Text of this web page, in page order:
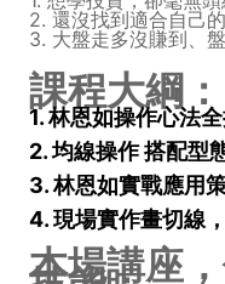
2. 還沒找到適合自己
3. 大盤走多沒賺到、
課程大綱：
1. 林恩如操作心法
2. 均線操作 搭配型
3. 林恩如實戰應用
4. 現場實作畫切線
本場講座